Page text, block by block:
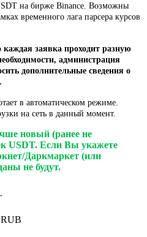
на бирже Binance. Возможны
временного лага парсера курсов
заявка проходит разную
администрация
дополнительные сведения о
в автоматическом режиме.
на сеть в данный момент.
новый (ранее не
USDT. Если Вы укажете
Даркмаркет (или
не будут.